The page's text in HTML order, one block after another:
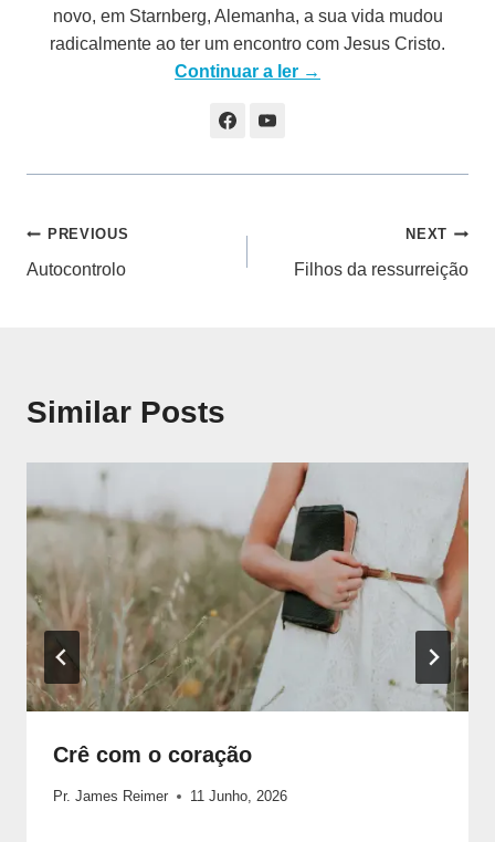
novo, em Starnberg, Alemanha, a sua vida mudou
radicalmente ao ter um encontro com Jesus Cristo.
Continuar a ler →
Navegação
de
PREVIOUS
Autocontrolo
NEXT
Filhos da ressurreição
Similar Posts
Crê com o coração
Pr. James Reimer 11 Junho, 2026